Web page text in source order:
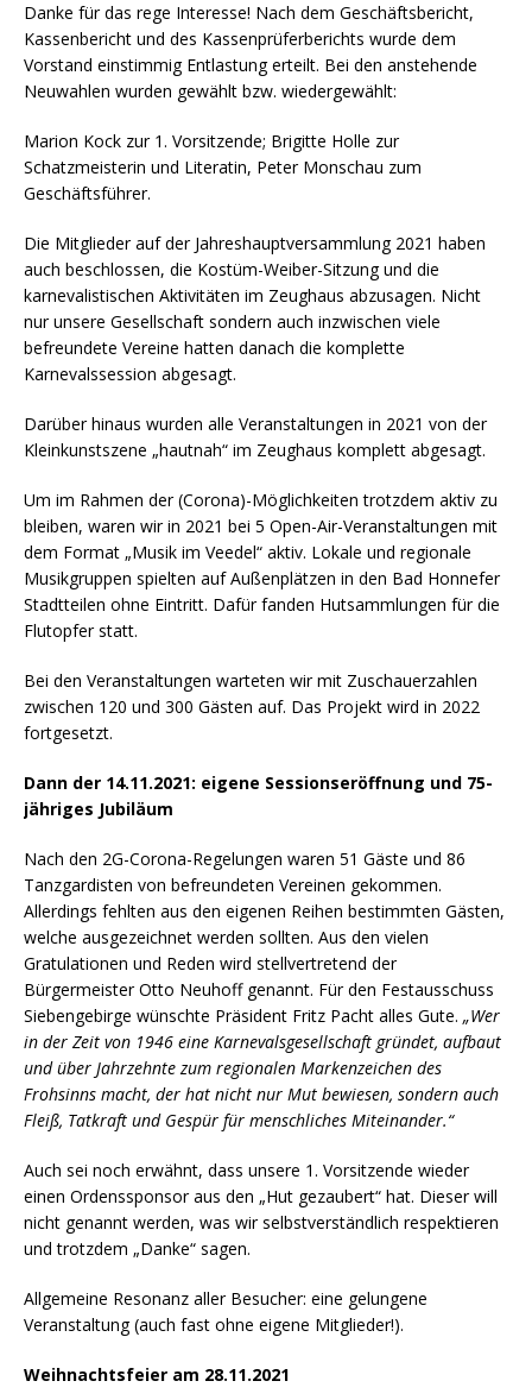
Danke für das rege Interesse! Nach dem Geschäftsbericht,
Kassenbericht und des Kassenprüferberichts wurde dem
Vorstand einstimmig Entlastung erteilt. Bei den anstehende
Neuwahlen wurden gewählt bzw. wiedergewählt:
Marion Kock zur 1. Vorsitzende; Brigitte Holle zur
Schatzmeisterin und Literatin, Peter Monschau zum
Geschäftsführer.
Die Mitglieder auf der Jahreshauptversammlung 2021 haben
auch beschlossen, die Kostüm-Weiber-Sitzung und die
karnevalistischen Aktivitäten im Zeughaus abzusagen. Nicht
nur unsere Gesellschaft sondern auch inzwischen viele
befreundete Vereine hatten danach die komplette
Karnevalssession abgesagt.
Darüber hinaus wurden alle Veranstaltungen in 2021 von der
Kleinkunstszene „hautnah“ im Zeughaus komplett abgesagt.
Um im Rahmen der (Corona)-Möglichkeiten trotzdem aktiv zu
bleiben, waren wir in 2021 bei 5 Open-Air-Veranstaltungen mit
dem Format „Musik im Veedel“ aktiv. Lokale und regionale
Musikgruppen spielten auf Außenplätzen in den Bad Honnefer
Stadtteilen ohne Eintritt. Dafür fanden Hutsammlungen für die
Flutopfer statt.
Bei den Veranstaltungen warteten wir mit Zuschauerzahlen
zwischen 120 und 300 Gästen auf. Das Projekt wird in 2022
fortgesetzt.
Dann der 14.11.2021: eigene Sessionseröffnung und 75-
jähriges Jubiläum
Nach den 2G-Corona-Regelungen waren 51 Gäste und 86
Tanzgardisten von befreundeten Vereinen gekommen.
Allerdings fehlten aus den eigenen Reihen bestimmten Gästen,
welche ausgezeichnet werden sollten. Aus den vielen
Gratulationen und Reden wird stellvertretend der
Bürgermeister Otto Neuhoff genannt. Für den Festausschuss
Siebengebirge wünschte Präsident Fritz Pacht alles Gute. „Wer
in der Zeit von 1946 eine Karnevalsgesellschaft gründet, aufbaut
und über Jahrzehnte zum regionalen Markenzeichen des
Frohsinns macht, der hat nicht nur Mut bewiesen, sondern auch
Fleiß, Tatkraft und Gespür für menschliches Miteinander.“
Auch sei noch erwähnt, dass unsere 1. Vorsitzende wieder
einen Ordenssponsor aus den „Hut gezaubert“ hat. Dieser will
nicht genannt werden, was wir selbstverständlich respektieren
und trotzdem „Danke“ sagen.
Allgemeine Resonanz aller Besucher: eine gelungene
Veranstaltung (auch fast ohne eigene Mitglieder!).
Weihnachtsfeier am 28.11.2021